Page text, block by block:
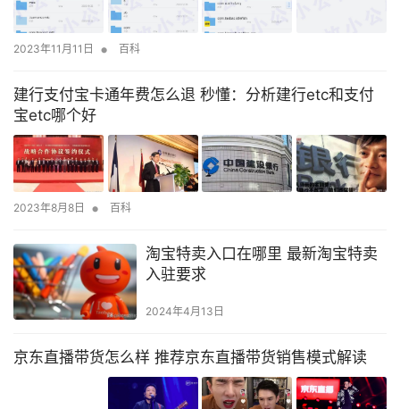
2023年11月11日 • 百科
建行支付宝卡通年费怎么退 秒懂：分析建行etc和支付
宝etc哪个好
2023年8月8日 • 百科
淘宝特卖入口在哪里 最新淘宝特卖
入驻要求
2024年4月13日
京东直播带货怎么样 推荐京东直播带货销售模式解读